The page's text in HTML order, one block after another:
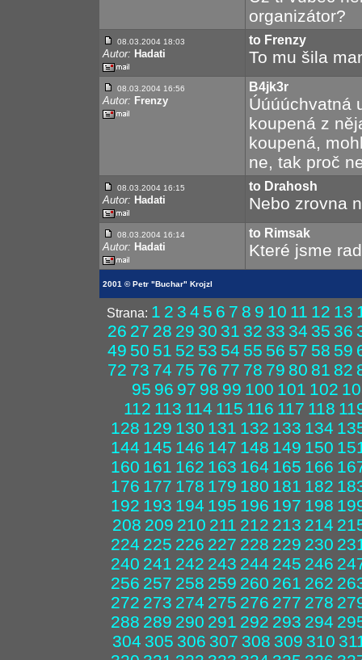
organizátor?
08.03.2004 18:03
Autor: Hadati
to Frenzy
To mu šila
08.03.2004 16:56
Autor: Frenzy
B4jk3r
Úúúúchvatná
koupená z
koupená,
ne, tak proč
08.03.2004 16:15
Autor: Hadati
to Drahosh
Nebo zrovna
08.03.2004 16:14
Autor: Hadati
to Rimsak
Které jsme
2001 © Petr "Buchar" Krojzl
Strana: 1 2 3 4 5 6 7 8 9 10 11 12 13
26 27 28 29 30 31 32 33 34 35 36
49 50 51 52 53 54 55 56 57 58 59
72 73 74 75 76 77 78 79 80 81 82
95 96 97 98 99 100 101 102
112 113 114 115 116 117 118
128 129 130 131 132 133 134
144 145 146 147 148 149 150
160 161 162 163 164 165 166
176 177 178 179 180 181 182
192 193 194 195 196 197 198
208 209 210 211 212 213 214
224 225 226 227 228 229 230
240 241 242 243 244 245 246
256 257 258 259 260 261 262
272 273 274 275 276 277 278
288 289 290 291 292 293 294
304 305 306 307 308 309 310